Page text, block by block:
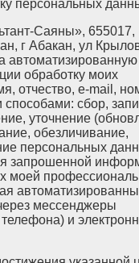
персональных
Саяны», 655017,
г Абакан, ул
автоматизированную
обработку моих
отчество, e-mail,
сбор,
уточнение
обезличивание,
персональных
запрошенной
моей
мессенджеры
и